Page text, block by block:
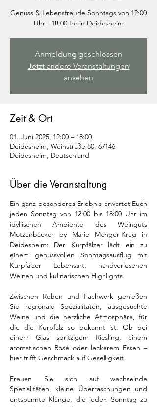
Genuss & Lebensfreude Sonntags von 12:00
Uhr - 18:00 Ihr in Deidesheim
Anmeldung geschlossen
Jetzt andere Veranstaltungen
ansehen
Zeit & Ort
01. Juni 2025, 12:00 – 18:00
Deidesheim, Weinstraße 80, 67146
Deidesheim, Deutschland
Über die Veranstaltung
Ein ganz besonderes Erlebnis erwartet Euch
jeden Sonntag von 12:00 bis 18:00 Uhr im
idyllischen Ambiente des Weinguts
Motzenbäcker by Marie Menger-Krug in
Deidesheim: Der Kurpfälzer lädt ein zu
einem genussvollen Sonntagsausflug mit
Kurpfälzer Lebensart, handverlesenen
Weinen und kulinarischen Highlights.
Zwischen Reben und Fachwerk genießen
Sie regionale Spezialitäten, ausgesuchte
Weine und die herzliche Atmosphäre, für
die die Kurpfalz so bekannt ist. Ob bei
einem Glas spritzigem Riesling, einem
aromatischen Rosé oder leckerem Essen –
hier trifft Geschmack auf Geselligkeit.
Freuen Sie sich auf wechselnde
Spezialitäten, kleine Überraschungen und
entspannte Klänge, die jeden Sonntag zu